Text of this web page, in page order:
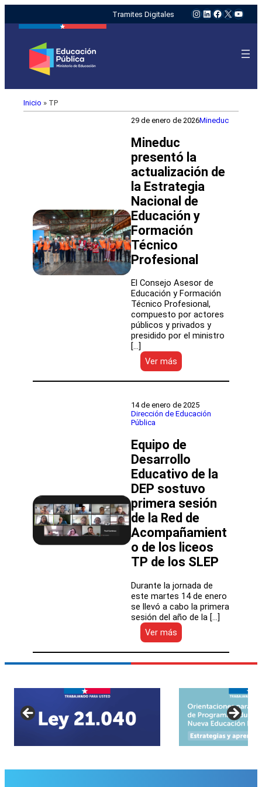
Tramites Digitales Instagram
LinkedIn
Facebook
X
Inicio » TP
29 de enero de 2026Mineduc
Mineduc
presentó la
actualización de
la Estrategia
Nacional de
Educación y
Formación
Técnico
Profesional
El Consejo Asesor de
Educación y Formación
Técnico Profesional,
compuesto por actores
públicos y privados y
presidido por el ministro
[…]
Ver más
Mineduc
presentó
actualización
de
Nacional
de
Educación
y
Formación
Técnico
Profesional
14 de enero de 2025
Dirección de Educación
Pública
Equipo de
Desarrollo
Educativo de la
DEP sostuvo
primera sesión
de la Red de
Acompañamient
o de los liceos
TP de los SLEP
Durante la jornada de
este martes 14 de enero
se llevó a cabo la primera
sesión del año de la […]
Ver más
Equipo
de
Desarrollo
DEP
sostuvo
primera
sesión
de
Red